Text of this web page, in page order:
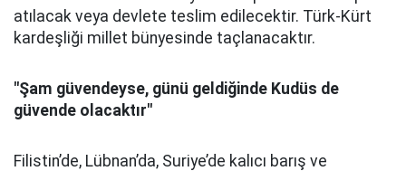
atılacak veya devlete teslim edilecektir. Türk-Kürt
kardeşliği millet bünyesinde taçlanacaktır.
"Şam güvendeyse, günü geldiğinde Kudüs de
güvende olacaktır"
Filistin’de, Lübnan’da, Suriye’de kalıcı barış ve